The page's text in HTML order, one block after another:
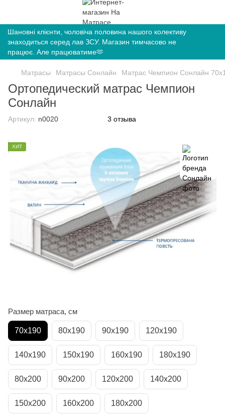
Шановні клієнти, чоловіча половина нашого колективу
знаходиться серед лав ЗСУ. Магазин тимчасово не
працює. Але працюватиме🫶
Матрасы Матрасы Сонлайн Матрас Чемпион Сонлайн
Ортопедический матрас Чемпион
Сонлайн
Артикул: n0020 3 отзыва
ХИТ
Размер матраса, см
70х190 80х190 90х190 120х190
140х190 150х190 160х190 180х190
80х200 90х200 120х200 140х200
150х200 160х200 180х200